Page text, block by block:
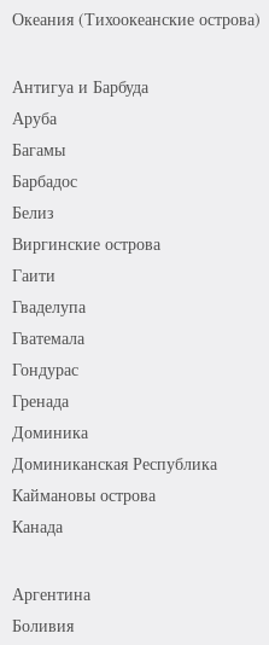
Океания (Тихоокеанские острова)
Антигуа и Барбуда
Аруба
Багамы
Барбадос
Белиз
Виргинские острова
Гаити
Гваделупа
Гватемала
Гондурас
Гренада
Доминика
Доминиканская Республика
Каймановы острова
Канада
Аргентина
Боливия